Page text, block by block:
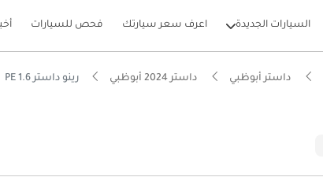
السيارات الجديدة اعرف سعر سيارتك فحص للسيارات
داستر أبوظبي داستر 2024 أبوظبي رينو داستر PE 1.6